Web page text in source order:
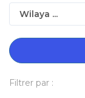
Filtrer par :